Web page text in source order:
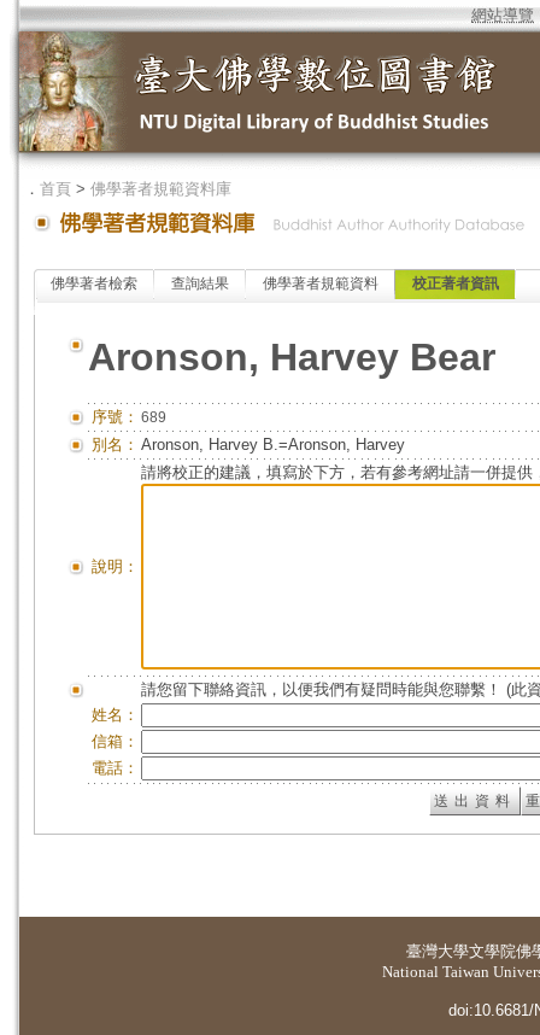
網站導覽
． 首頁 > 佛學著者規範資料庫
佛學著者檢索 查詢結果 佛學著者規範資料 校正著者資訊
Aronson, Harvey Bear
序號： 689
別名： Aronson, Harvey B.=Aronson, Harvey
說明：
請將校正的建議，填寫於下方，若有參考網址請一併提供
請您留下聯絡資訊，以便我們有疑問時能與您聯繫！ (此
姓名：
信箱：
電話：
臺灣大學文學院佛
National Taiwan
doi:10.6681/